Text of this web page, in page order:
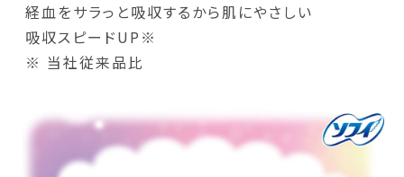
経血をサラっと吸収するから肌にやさしい
吸収スピードUP※
※ 当社従来品比